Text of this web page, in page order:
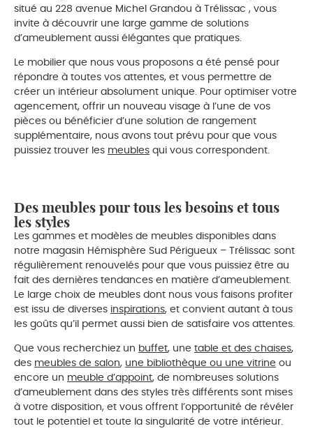
situé au 228 avenue Michel Grandou à Trélissac , vous
invite à découvrir une large gamme de solutions
d’ameublement aussi élégantes que pratiques.
Le mobilier que nous vous proposons a été pensé pour
répondre à toutes vos attentes, et vous permettre de
créer un intérieur absolument unique. Pour optimiser votre
agencement, offrir un nouveau visage à l’une de vos
pièces ou bénéficier d’une solution de rangement
supplémentaire, nous avons tout prévu pour que vous
puissiez trouver les meubles qui vous correspondent.
Des meubles pour tous les besoins et tous
les styles
Les gammes et modèles de meubles disponibles dans
notre magasin Hémisphère Sud Périgueux – Trélissac sont
régulièrement renouvelés pour que vous puissiez être au
fait des dernières tendances en matière d’ameublement.
Le large choix de meubles dont nous vous faisons profiter
est issu de diverses inspirations, et convient autant à tous
les goûts qu’il permet aussi bien de satisfaire vos attentes.
Que vous recherchiez un buffet, une table et des chaises,
des meubles de salon, une bibliothèque ou une vitrine ou
encore un meuble d’appoint, de nombreuses solutions
d’ameublement dans des styles très différents sont mises
à votre disposition, et vous offrent l’opportunité de révéler
tout le potentiel et toute la singularité de votre intérieur.